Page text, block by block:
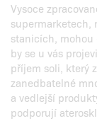
Vysoce
supermarketech,
stanicích, mohou
by se u vás
příjem soli, který
zanedbatelné
a vedlejší
podporují